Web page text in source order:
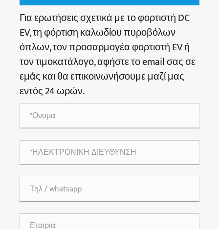
Για ερωτήσεις σχετικά με το φορτιστή DC
EV, τη φόρτιση καλωδίου πυροβόλων
όπλων, τον προσαρμογέα φορτιστή EV ή
τον τιμοκατάλογο, αφήστε το email σας σε
εμάς και θα επικοινωνήσουμε μαζί μας
εντός 24 ωρών.